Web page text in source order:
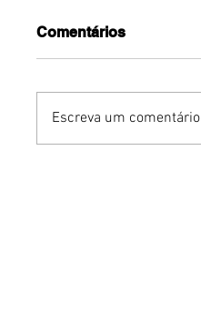
Comentários
Escreva um comentário